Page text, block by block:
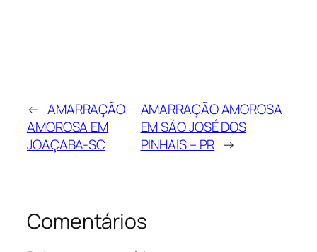
← AMARRAÇÃO
AMOROSA EM
JOAÇABA-SC
AMARRAÇÃO AMOROSA
EM SÃO JOSÉ DOS
PINHAIS – PR →
Comentários